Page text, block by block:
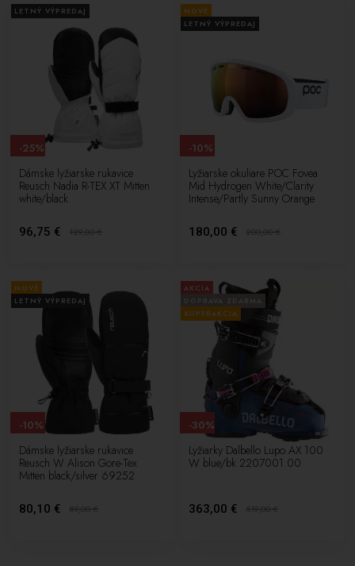
LETNÝ VÝPREDAJ
Dámske lyžiarske rukavice
Reusch Nadia R-TEX XT Mitten
white/black
96,75 € 129,00€
-25%
NOVÉ
LETNÝ VÝPREDAJ
Lyžiarske okuliare POC Fovea
Mid Hydrogen White/Clarity
Intense/Partly Sunny Orange
180,00 € 200,00€
-10%
NOVÉ
LETNÝ VÝPREDAJ
Dámske lyžiarske rukavice
Reusch W Alison Gore-Tex
Mitten black/silver 69252
80,10 € 89,00€
-10%
AKCIA
SUPERAKCIA
Lyžiarky Dalbello Lupo AX 100
W blue/bk 2207001.00
363,00 € 519,00€
-30%